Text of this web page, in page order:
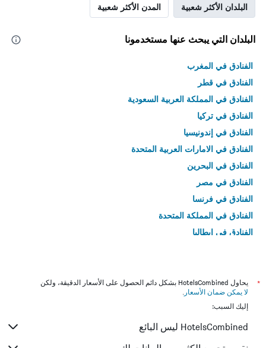
البلدان الأكثر شعبية المدن الأكثر شعبية
البلدان التي يبحث عنها مستخدمونا
الفنادق في المغرب
الفنادق في قطر
الفنادق في المملكة العربية السعودية
الفنادق في تركيا
الفنادق في إندونيسيا
الفنادق في الامارات العربية المتحدة
الفنادق في البحرين
الفنادق في مصر
الفنادق في فرنسا
الفنادق في المملكة المتحدة
الفنادق في إيطاليا
*
يحاول HotelsCombined بشكل دائم الحصول على الأسعار الدقيقة، ولكن
لا يمكن ضمان الأسعار .
إليك السبب:
HotelsCombined ليس البائع